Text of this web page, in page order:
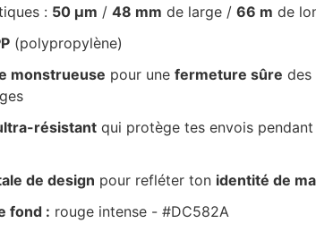
: 50 µm / 48 mm de large / 66 m de
(polypropylène)
monstrueuse pour une fermeture sûre des
résistant qui protège tes envois
de design pour refléter ton identité de
fond : rouge intense - #DC582A